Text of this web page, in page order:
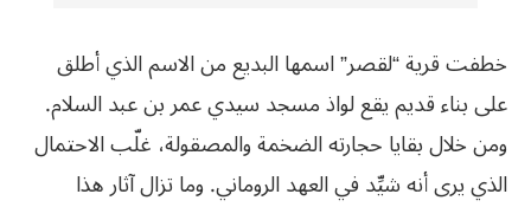
خطفت قرية “لقصر” اسمها البديع من الاسم الذي أطلق
على بناء قديم يقع لواذ مسجد سيدي عمر بن عبد السلام.
ومن خلال بقايا حجارته الضخمة والمصقولة، غلّب الاحتمال
الذي يرى أنه شيِّد في العهد الروماني. وما تزال آثار هذا